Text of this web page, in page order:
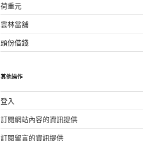
荷重元
雲林當舖
頭份借錢
其他操作
登入
訂閱網站內容的資訊提供
訂閱留言的資訊提供